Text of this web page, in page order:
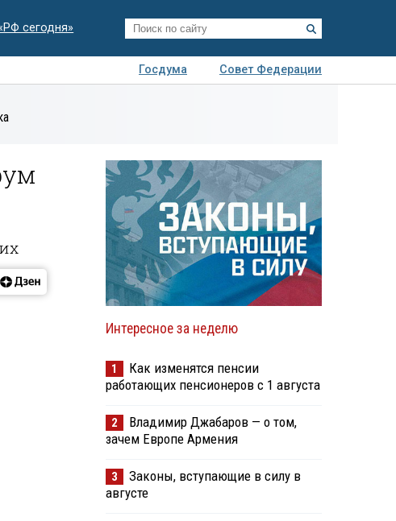
сегодня»
Госдума
Совет Федерации
Интересное за неделю
1
Как изменятся пенсии
работающих пенсионеров с 1 августа
2
Владимир Джабаров — о том,
зачем Европе Армения
3
Законы, вступающие в силу в
августе